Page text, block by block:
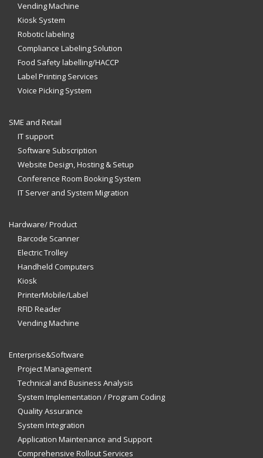
Vending Machine
Kiosk System
Robotic labeling
Compliance Labeling Solution
Food Safety labelling/HACCP
Label Printing Services
Voice Picking System
SME and Retail
IT support
Software Subscription
Website Design, Hosting & Setup
Conference Room Booking System
IT Server and System Migration
Hardware/ Product
Barcode Scanner
Electric Trolley
Handheld Computers
Kiosk
PrinterMobile/Label
RFID Reader
Vending Machine
Enterprise&Software
Project Management
Technical and Business Analysis
System Implementation / Program Coding
Quality Assurance
System Integration
Application Maintenance and Support
Comprehensive Rollout Services